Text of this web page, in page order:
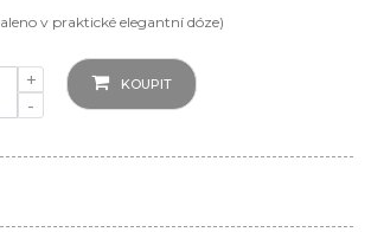
v praktické elegantní dóze)
+
-
KOUPIT